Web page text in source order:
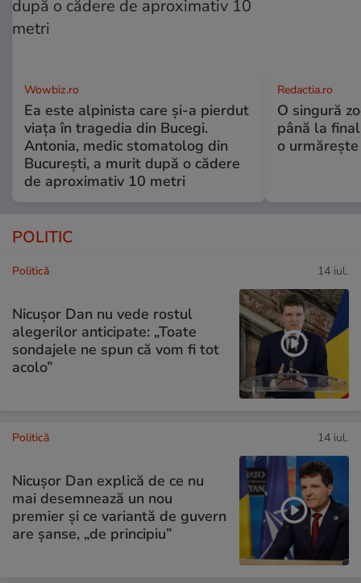
Wowbiz.ro
Ea este alpinista care și-a pierdut
viața în tragedia din Bucegi.
Antonia, medic stomatolog din
București, a murit după o cădere
de aproximativ 10 metri
Redactia.ro
O singură
până la
o
POLITIC
Politică 14 iul.
Nicușor Dan nu vede rostul
alegerilor anticipate: „Toate
sondajele ne spun că vom fi tot
acolo”
Politică 14 iul.
Nicușor Dan explică de ce nu
mai desemnează un nou
premier și ce variantă de guvern
are șanse, „de principiu”